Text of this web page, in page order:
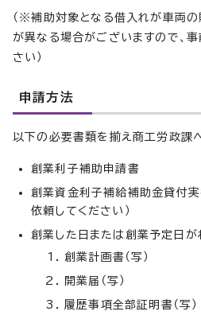
（※補助対象となる借入れが車両
が異なる場合がございますので、
さい）
申請方法
以下の必要書類を揃え商工労政課
創業利子補助申請書
創業資金利子補給補助金貸付実
依頼してください）
創業した日または創業予定日
創業計画書（写）
開業届（写）
履歴事項全部証明書（写）